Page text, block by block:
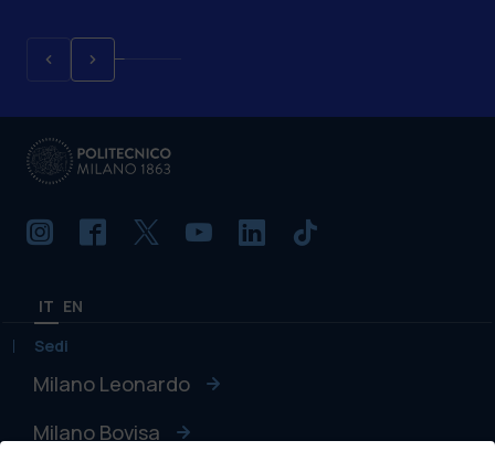
IT EN
Sedi
Milano Leonardo
Milano Bovisa